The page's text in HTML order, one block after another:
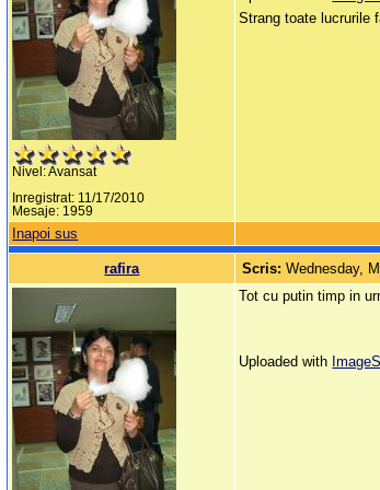
Nivel: Avansat
Inregistrat: 11/17/2010
Mesaje: 1959
Strang toate lucrurile
Inapoi sus
rafira Scris:Wednesday,
Tot cu putin timp in
Uploaded with